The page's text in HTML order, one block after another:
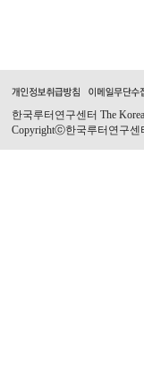
한국루터연구센터 The
Copyrightⓒ한국루터연구센